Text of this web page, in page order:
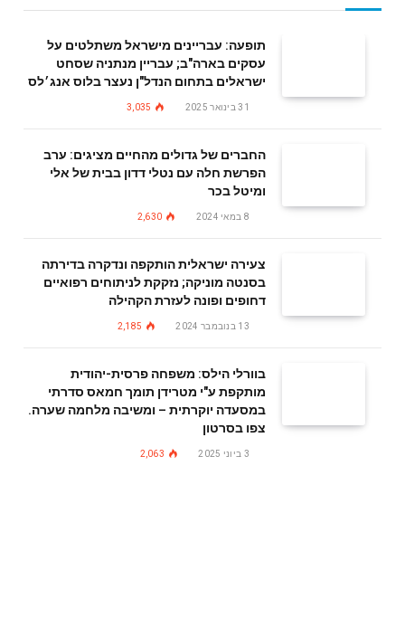
תופעה: עבריינים מישראל משתלטים על
עסקים בארה"ב; עבריין מנתניה שסחט
ישראלים בתחום הנדל"ן נעצר בלוס אנג׳לס
31 בינואר 2025 3,035
החברים של גדולים מהחיים מציגים: ערב
הפרשת חלה עם נטלי דדון בבית של אלי
ומיטל בכר
8 במאי 2024 2,630
צעירה ישראלית הותקפה ונדקרה בדירתה
בסנטה מוניקה; נזקקת לניתוחים רפואיים
דחופים ופונה לעזרת הקהילה
13 בנובמבר 2024 2,185
בוורלי הילס: משפחה פרסית-יהודית
מותקפת ע"י מטרידן תומך חמאס סדרתי
במסעדה יוקרתית – ומשיבה מלחמה שערה.
צפו בסרטון
3 ביוני 2025 2,063